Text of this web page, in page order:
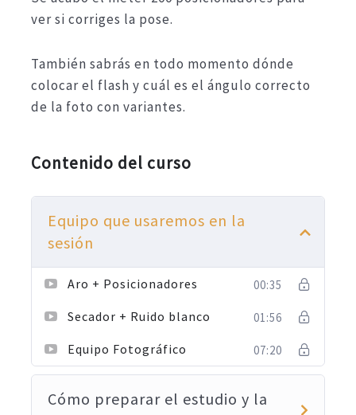
ver si corriges la pose.
También sabrás en todo momento dónde
colocar el flash y cuál es el ángulo correcto
de la foto con variantes.
Contenido del curso
Equipo que usaremos en la
sesión
Aro + Posicionadores 00:35
Secador + Ruido blanco 01:56
Equipo Fotográfico 07:20
Cómo preparar el estudio y la